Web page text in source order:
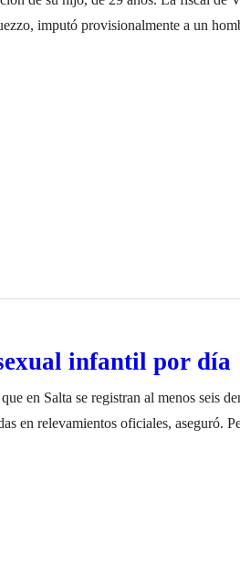
imputó provisionalmente a un
uso de arma. El domingo 27 de
infantil por día
en Salta se registran al menos seis
en relevamientos oficiales, aseguró.
pero no sabemos exactamente